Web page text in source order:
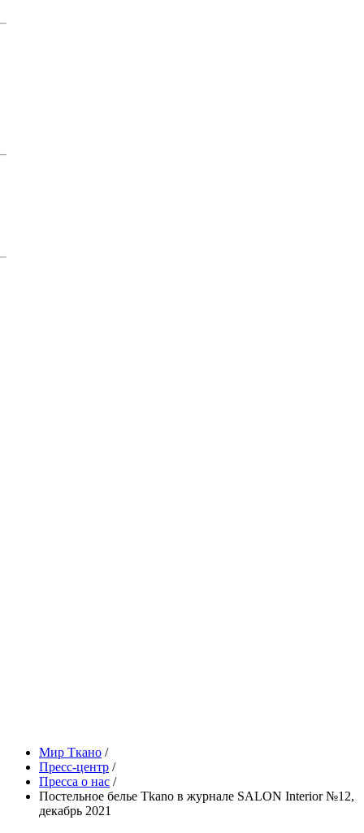
Мир Ткано /
Пресс-центр /
Пресса о нас /
Постельное белье Tkano в журнале SALON Interior №12,
декабрь 2021